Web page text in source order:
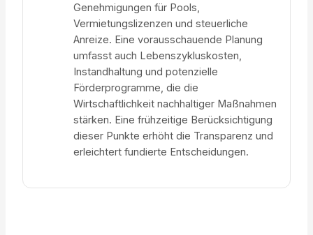
Genehmigungen für Pools,
Vermietungslizenzen und steuerliche
Anreize. Eine vorausschauende Planung
umfasst auch Lebenszykluskosten,
Instandhaltung und potenzielle
Förderprogramme, die die
Wirtschaftlichkeit nachhaltiger Maßnahmen
stärken. Eine frühzeitige Berücksichtigung
dieser Punkte erhöht die Transparenz und
erleichtert fundierte Entscheidungen.